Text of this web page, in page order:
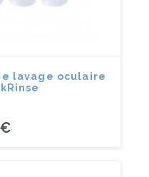
lavage oculaire